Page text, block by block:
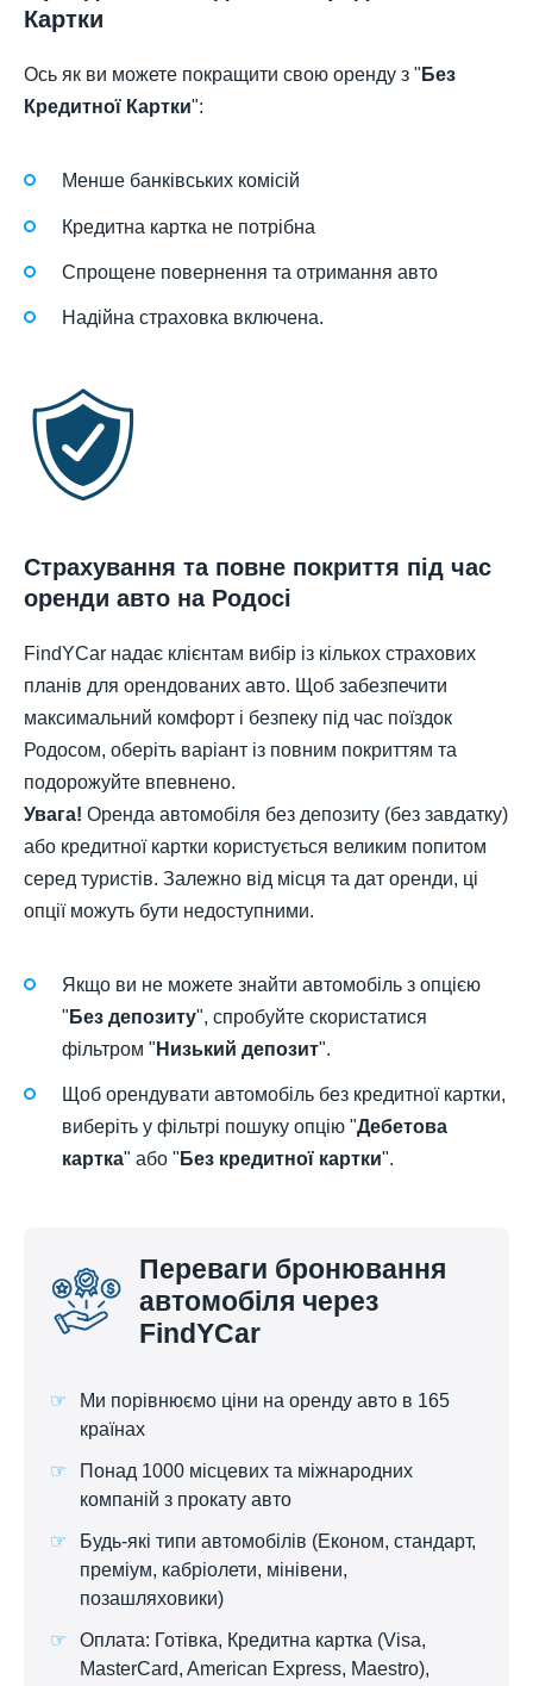
Картки
Ось як ви можете покращити свою оренду з " Без
Кредитної Картки":
Менше банківських комісій
Кредитна картка не потрібна
Спрощене повернення та отримання авто
Надійна страховка включена.
Страхування та повне покриття під час
оренди авто на Родосі
FindYCar надає клієнтам вибір із кількох страхових
планів для орендованих авто. Щоб забезпечити
максимальний комфорт і безпеку під час поїздок
Родосом, оберіть варіант із повним покриттям та
подорожуйте впевнено.
Увага! Оренда автомобіля без депозиту (без завдатку)
або кредитної картки користується великим попитом
серед туристів. Залежно від місця та дат оренди, ці
опції можуть бути недоступними.
Якщо ви не можете знайти автомобіль з опцією
" Без депозиту", спробуйте скористатися
фільтром " Низький депозит".
Щоб орендувати автомобіль без кредитної картки,
виберіть у фільтрі пошуку опцію "Дебетова
картка" або " Без кредитної картки".
Переваги бронювання
автомобіля через
FindYCar
Ми порівнюємо ціни на оренду авто в 165
країнах
Понад 1000 місцевих та міжнародних
компаній з прокату авто
Будь-які типи автомобілів (Економ, стандарт,
преміум, кабріолети, мінівени,
позашляховики)
Оплата: Готівка, Кредитна картка (Visa,
MasterCard, American Express, Maestro),